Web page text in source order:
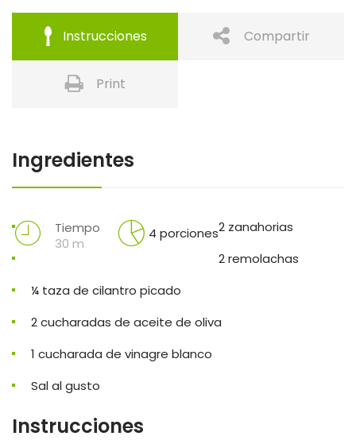
Instrucciones Compartir
Print
Ingredientes
Tiempo
30 m
4 porciones2 zanahorias
2 remolachas
¼ taza de cilantro picado
2 cucharadas de aceite de oliva
1 cucharada de vinagre blanco
Sal al gusto
Instrucciones